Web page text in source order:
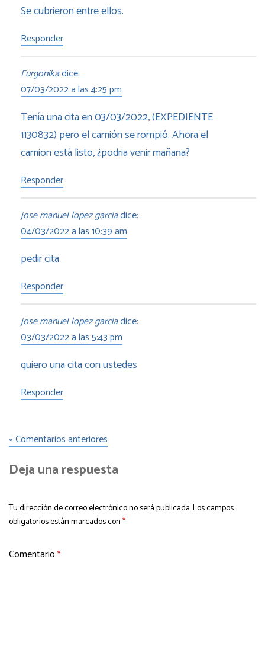
Se cubrieron entre ellos.
Responder
Furgonikadice:
07/03/2022 a las 4:25 pm
Tenía una cita en 03/03/2022, (EXPEDIENTE
1130832) pero el camión se rompió. Ahora el
camion está listo, ¿podria venir mañana?
Responder
jose manuel lopez garciadice:
04/03/2022 a las 10:39 am
pedir cita
Responder
jose manuel lopez garciadice:
03/03/2022 a las 5:43 pm
quiero una cita con ustedes
Responder
« Comentarios anteriores
Deja una respuesta
Tu dirección de correo electrónico no será publicada.Los campos
obligatorios están marcados con*
Comentario *